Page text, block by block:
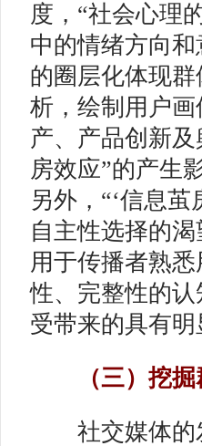
度，“社会心理
中的情绪方向
的圈层化体现
析，绘制用户
产、产品创新
房效应”的产生
另外，“‘信息
自主性选择的
用于传播者熟
性、完整性的
受带来的具有
（三）挖掘群
社交媒体的